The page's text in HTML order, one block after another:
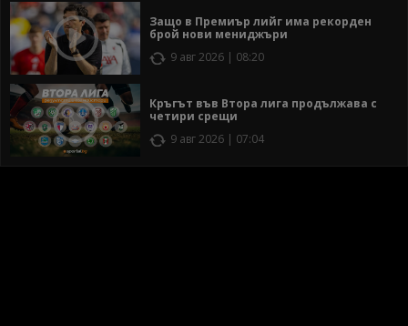
Защо в Премиър лийг има рекорден
брой нови мениджъри
9 авг 2026 | 08:20
Кръгът във Втора лига продължава с
четири срещи
9 авг 2026 | 07:04